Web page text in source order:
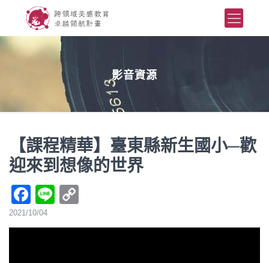
影音資源
【課程精華】臺東縣新生國小─歡
迎來到想像的世界
Facebook
Line
2021/10/04